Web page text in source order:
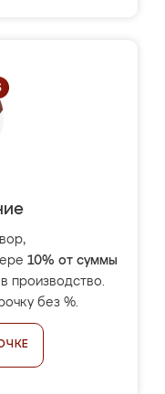
10% от суммы
производство.
без %.